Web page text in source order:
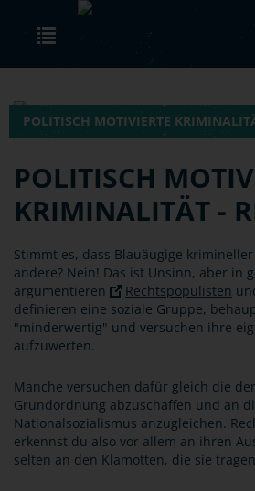
Skip to main content
POLITISCH MOTIVIERTE
POLITISCH
KRIMINALITÄT -
Stimmt es, dass Blauäugige
andere? Nein! Das ist Unsinn, aber in
argumentieren
Rechtspopulisten
definieren eine soziale Gruppe,
"minderwertig" und versuchen ihre
aufzuwerten.
Manche versuchen dafür gleich die
Grundordnung abzuschaffen und an
Nationalsozialismus anzugleichen.
erkennst du also vor allem an ihren
selten an den Klamotten, die sie